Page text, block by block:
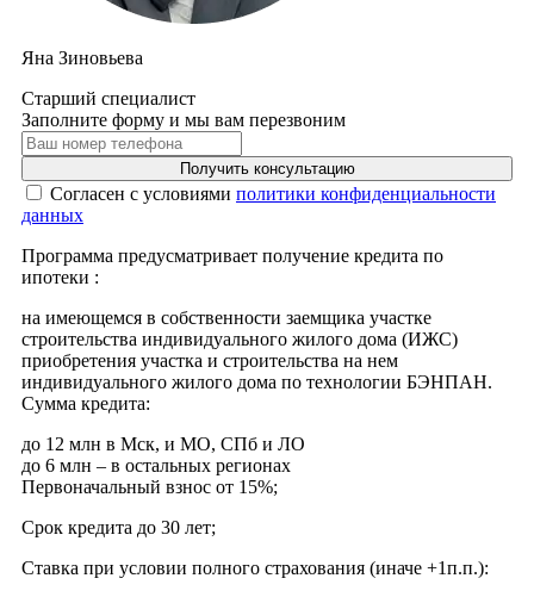
Яна Зиновьева
Старший специалист
Заполните форму и мы вам перезвоним
Получить консультацию
Cогласен с условиями политики конфиденциальности
данных
Программа предусматривает получение кредита по
ипотеки :
на имеющемся в собственности заемщика участке
строительства индивидуального жилого дома (ИЖС)
приобретения участка и строительства на нем
индивидуального жилого дома по технологии БЭНПАН.
Сумма кредита:
до 12 млн в Мск, и МО, СПб и ЛО
до 6 млн – в остальных регионах
Первоначальный взнос от 15%;
Срок кредита до 30 лет;
Ставка при условии полного страхования (иначе +1п.п.):